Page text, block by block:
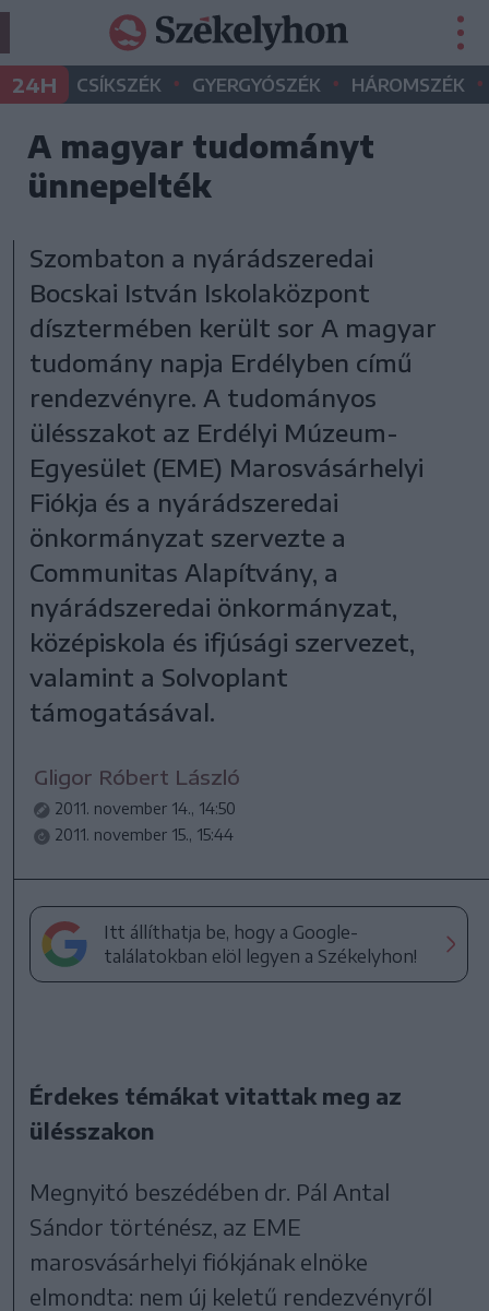
24H CSÍKSZÉK • GYERGYÓSZÉK • HÁROMSZÉK •
A magyar tudományt
ünnepelték
Szombaton a nyárádszeredai
Bocskai István Iskolaközpont
dísztermében került sor A magyar
tudomány napja Erdélyben című
rendezvényre. A tudományos
ülésszakot az Erdélyi Múzeum-
Egyesület (EME) Marosvásárhelyi
Fiókja és a nyárádszeredai
önkormányzat szervezte a
Communitas Alapítvány, a
nyárádszeredai önkormányzat,
középiskola és ifjúsági szervezet,
valamint a Solvoplant
támogatásával.
Gligor Róbert László
2011. november 14., 14:50
2011. november 15., 15:44
Itt állíthatja be, hogy a Google-
találatokban elöl legyen a Székelyhon!
Érdekes témákat vitattak meg az
ülésszakon
Megnyitó beszédében dr. Pál Antal
Sándor történész, az EME
marosvásárhelyi fiókjának elnöke
elmondta: nem új keletű rendezvényről